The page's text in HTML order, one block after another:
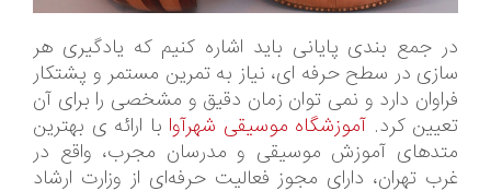
در جمع بندی پایانی باید اشاره کنیم که یادگیری هر
سازی در سطح حرفه ای، نیاز به تمرین مستمر و پشتکار
فراوان دارد و نمی توان زمان دقیق و مشخصی را برای آن
تعیین کرد. آموزشگاه موسیقی شهرآوا با ارائه ی بهترین
متدهای آموزش موسیقی و مدرسان مجرب، واقع در
غرب تهران، دارای مجوز فعالیت حرفه‌ای از وزارت ارشاد